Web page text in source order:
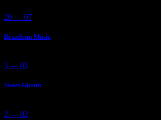
20 — 07
Brazilean Music
5 — 05
Sweet Gloom
2 — 02